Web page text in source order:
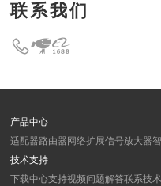
联系我们
产品中心
适配器路由器 网络扩展信号放大器
技术支持
下载中心支持视频问题解答联系技